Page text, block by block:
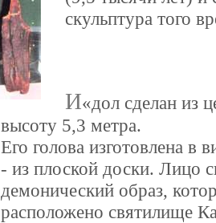
скульптура того
И дол сделан из
высоту 5,3 метра.
Его голова изготовлена в
- из плоской доски. Лицо
демонический образ,
расположено святилище